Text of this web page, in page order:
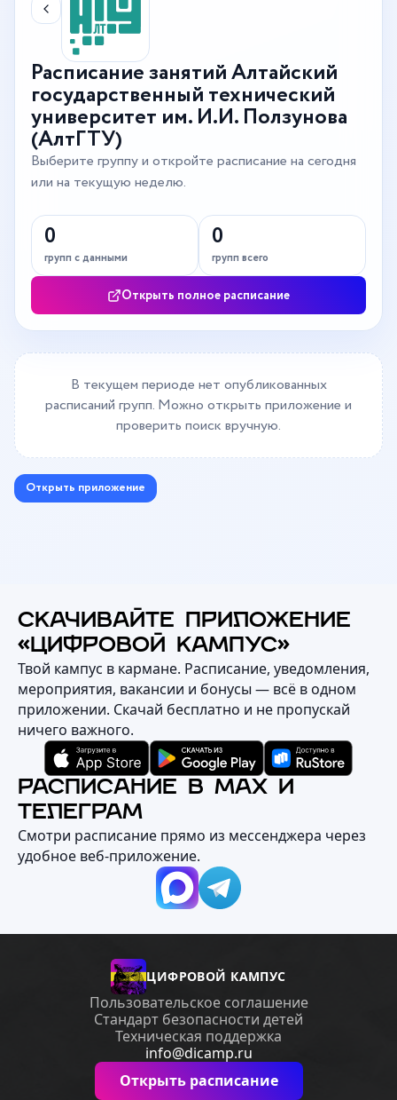
Расписание занятий Алтайский
государственный технический
университет им. И.И. Ползунова
(АлтГТУ)
Выберите группу и откройте расписание на сегодня
или на текущую неделю.
0
групп с данными
0
групп всего
Открыть полное расписание
В текущем периоде нет опубликованных
расписаний групп. Можно открыть приложение и
проверить поиск вручную.
Открыть приложение
СКАЧИВАЙТЕ ПРИЛОЖЕНИЕ
«ЦИФРОВОЙ КАМПУС»
Твой кампус в кармане. Расписание, уведомления,
мероприятия, вакансии и бонусы — всё в одном
приложении. Скачай бесплатно и не пропускай
ничего важного.
РАСПИСАНИЕ В MAX И
ТЕЛЕГРАМ
Смотри расписание прямо из мессенджера через
удобное веб‑приложение.
ЦИФРОВОЙ КАМПУС
Пользовательское соглашение
Стандарт безопасности детей
Техническая поддержка
info@dicamp.ru
Открыть расписание